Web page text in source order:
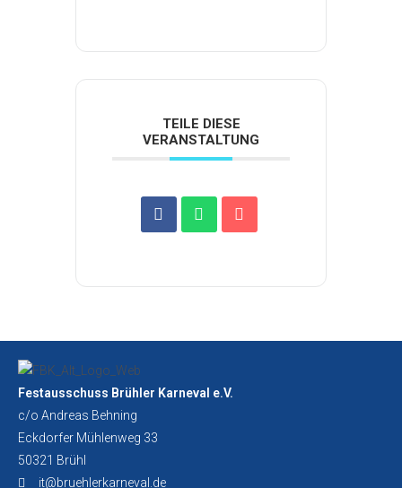
TEILE DIESE
VERANSTALTUNG
Festausschuss Brühler Karneval e.V.
c/o Andreas Behning
Eckdorfer Mühlenweg 33
50321 Brühl
it@bruehlerkarneval.de